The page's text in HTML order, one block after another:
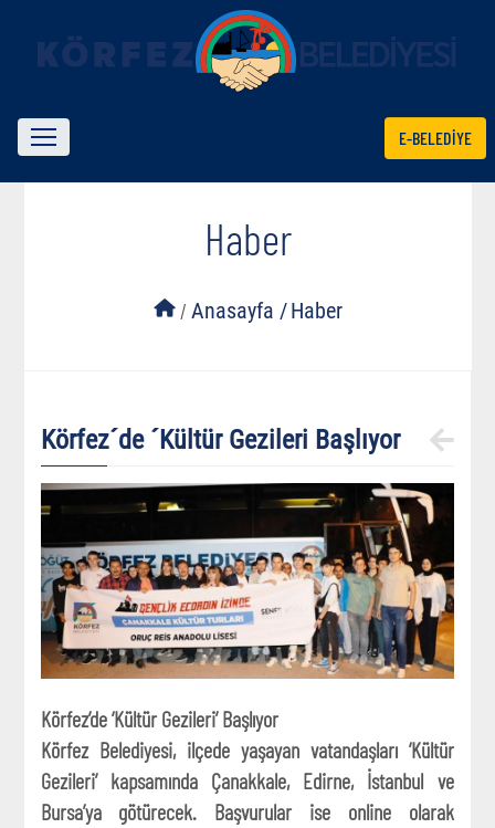
E-BELEDİYE
Haber
/ Anasayfa /Haber
Körfez´de ´Kültür Gezileri Başlıyor
Körfez’de ‘Kültür Gezileri’ Başlıyor
Körfez Belediyesi, ilçede yaşayan vatandaşları ‘Kültür
Gezileri’ kapsamında Çanakkale, Edirne, İstanbul ve
Bursa’ya götürecek. Başvurular ise online olarak